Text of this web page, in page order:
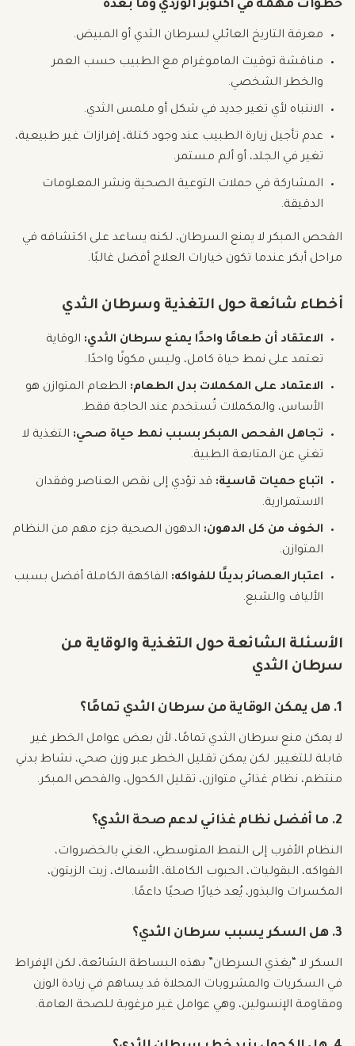
خطوات مهمة في أكتوبر الوردي وما بعده
معرفة التاريخ العائلي لسرطان الثدي أو المبيض.
مناقشة توقيت الماموغرام مع الطبيب حسب العمر
والخطر الشخصي.
الانتباه لأي تغير جديد في شكل أو ملمس الثدي.
عدم تأجيل زيارة الطبيب عند وجود كتلة، إفرازات غير طبيعية،
تغير في الجلد، أو ألم مستمر.
المشاركة في حملات التوعية الصحية ونشر المعلومات
الدقيقة.
الفحص المبكر لا يمنع السرطان، لكنه يساعد على اكتشافه في
مراحل أبكر عندما تكون خيارات العلاج أفضل غالبًا.
أخطاء شائعة حول التغذية وسرطان الثدي
الاعتقاد أن طعامًا واحدًا يمنع سرطان الثدي: الوقاية
تعتمد على نمط حياة كامل، وليس مكونًا واحدًا.
الاعتماد على المكملات بدل الطعام: الطعام المتوازن هو
الأساس، والمكملات تُستخدم عند الحاجة فقط.
تجاهل الفحص المبكر بسبب نمط حياة صحي: التغذية لا
تغني عن المتابعة الطبية.
اتباع حميات قاسية: قد تؤدي إلى نقص العناصر وفقدان
الاستمرارية.
الخوف من كل الدهون: الدهون الصحية جزء مهم من النظام
المتوازن.
اعتبار العصائر بديلًا للفواكه: الفاكهة الكاملة أفضل بسبب
الألياف والشبع.
الأسئلة الشائعة حول التغذية والوقاية من
سرطان الثدي
1. هل يمكن الوقاية من سرطان الثدي تمامًا؟
لا يمكن منع سرطان الثدي تمامًا، لأن بعض عوامل الخطر غير
قابلة للتغيير. لكن يمكن تقليل الخطر عبر وزن صحي، نشاط بدني
منتظم، نظام غذائي متوازن، تقليل الكحول، والفحص المبكر.
2. ما أفضل نظام غذائي لدعم صحة الثدي؟
النظام الأقرب إلى النمط المتوسطي، الغني بالخضروات،
الفواكه، البقوليات، الحبوب الكاملة، الأسماك، زيت الزيتون،
المكسرات والبذور، يُعد خيارًا صحيًا داعمًا.
3. هل السكر يسبب سرطان الثدي؟
السكر لا “يغذي السرطان” بهذه البساطة الشائعة، لكن الإفراط
في السكريات والمشروبات المحلاة قد يساهم في زيادة الوزن
ومقاومة الإنسولين، وهي عوامل غير مرغوبة للصحة العامة.